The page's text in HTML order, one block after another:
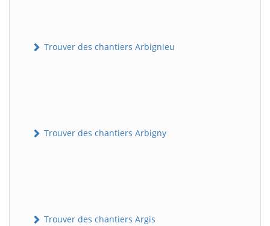
Trouver des chantiers Arbignieu
Trouver des chantiers Arbigny
Trouver des chantiers Argis